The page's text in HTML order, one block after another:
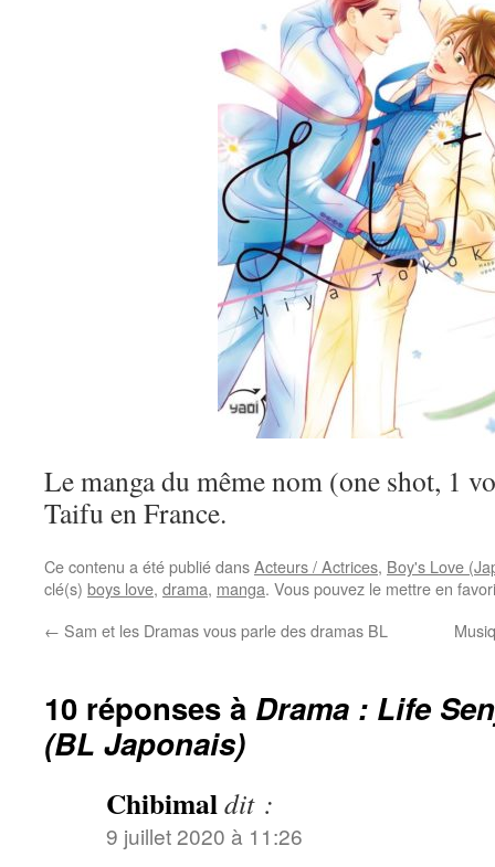
Le manga du même nom (one shot, 1
Taifu en France.
Ce contenu a été publié dansActeurs / Actrices, Boy's Love
clé(s) boys love, drama, manga. Vous pouvez le mettre en
← Sam et les Dramas vous parle des dramas BL
10 réponses à Drama : Life
(BL Japonais)
Chibimaldit :
9 juillet 2020 à 11:26